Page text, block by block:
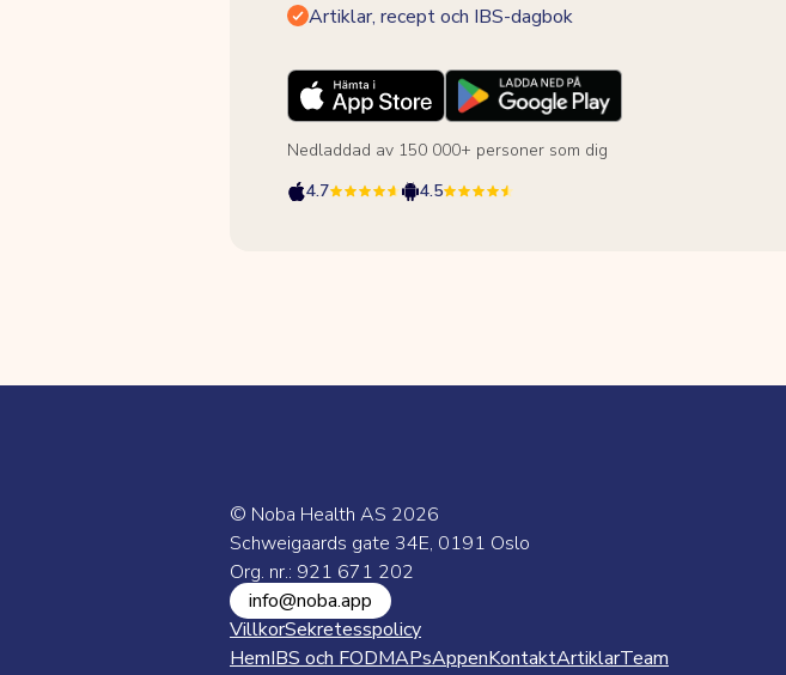
Artiklar, recept och IBS-dagbok
Nedladdad av 150 000+ personer som dig
4.7
4.5
© Noba Health AS 2026
Schweigaards gate 34E, 0191 Oslo
Org. nr.: 921 671 202
info@noba.app
VillkorSekretesspolicy
HemIBS och FODMAPsAppenKontaktArtiklarTeam